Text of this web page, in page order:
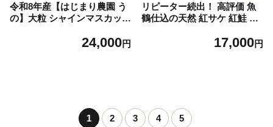
令和8年産【はじまり農園 う
の】大粒 シャインマスカット
河北町産 【河北町観光物産協
24,000円
リピーター続出！ 高評価 魚
鶴仕込の天然 紅サケ 紅鮭 鮭
レビュー高評価 小分け 真空
町 送料無料_G7317
17,000円
1 2 3 4 5